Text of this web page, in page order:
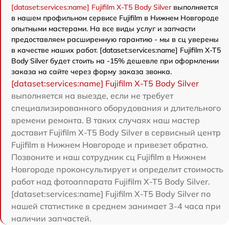
[dataset:services:name] Fujifilm X-T5 Body Silverвыполняется
в нашем профильном сервисе Fujifilm в Нижнем Новгороде
опытными мастерами. На все виды услуг и запчасти
предоставляем расширенную гарантию - мы в сц уверены
в качестве наших работ. [dataset:services:name] Fujifilm X-T5
Body Silver будет стоить на -15% дешевле при оформлении
заказа на сайте через форму заказа звонка.
[dataset:services:name] Fujifilm X-T5 Body Silver
выполняется на выезде, если не требует
специализированного оборудования и длительного
времени ремонта. В таких случаях наш мастер
доставит Fujifilm X-T5 Body Silver в сервисный центр
Fujifilm в Нижнем Новгороде и привезет обратно.
Позвоните и наш сотрудник сц Fujifilm в Нижнем
Новгороде проконсультирует и определит стоимость
работ над фотоаппарата Fujifilm X-T5 Body Silver.
[dataset:services:name] Fujifilm X-T5 Body Silver по
нашей статистике в среднем занимает 3-4 часа при
наличии запчастей.